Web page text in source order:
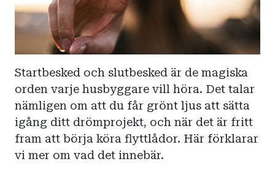
Startbesked och slutbesked är de magiska
orden varje husbyggare vill höra. Det talar
nämligen om att du får grönt ljus att sätta
igång ditt drömprojekt, och när det är fritt
fram att börja köra flyttlådor. Här förklarar
vi mer om vad det innebär.